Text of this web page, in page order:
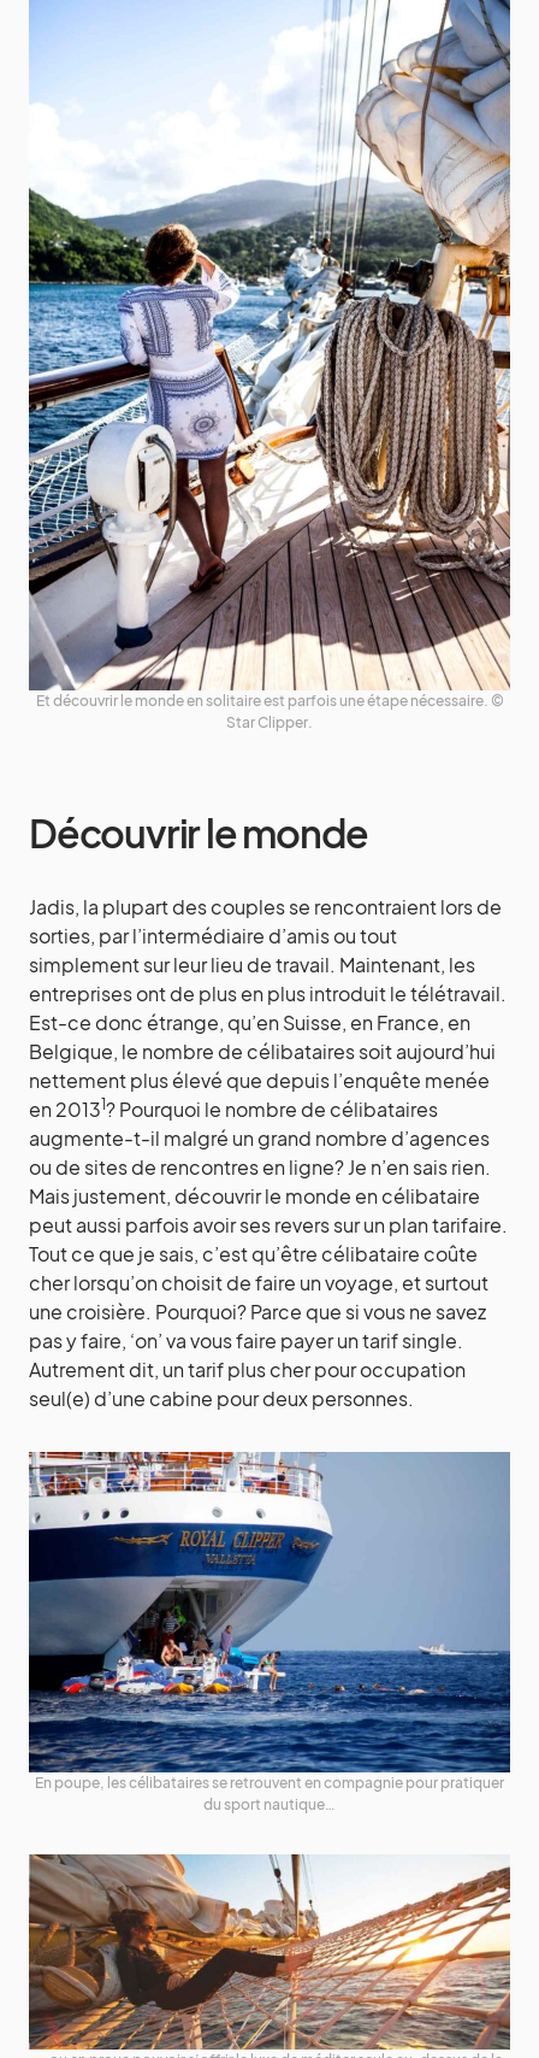
Et découvrir le monde en solitaire est parfois une étape nécessaire. ©
Star Clipper.
Découvrir le monde
Jadis, la plupart des couples se rencontraient lors de
sorties, par l’intermédiaire d’amis ou tout
simplement sur leur lieu de travail. Maintenant, les
entreprises ont de plus en plus introduit le télétravail.
Est-ce donc étrange, qu’en Suisse, en France, en
Belgique, le nombre de célibataires soit aujourd’hui
nettement plus élevé que depuis l’enquête menée
en 20131? Pourquoi le nombre de célibataires
augmente-t-il malgré un grand nombre d’agences
ou de sites de rencontres en ligne? Je n’en sais rien.
Mais justement, découvrir le monde en célibataire
peut aussi parfois avoir ses revers sur un plan tarifaire.
Tout ce que je sais, c’est qu’être célibataire coûte
cher lorsqu’on choisit de faire un voyage, et surtout
une croisière. Pourquoi? Parce que si vous ne savez
pas y faire, ‘on’ va vous faire payer un tarif single.
Autrement dit, un tarif plus cher pour occupation
seul(e) d’une cabine pour deux personnes.
En poupe, les célibataires se retrouvent en compagnie pour pratiquer
du sport nautique…